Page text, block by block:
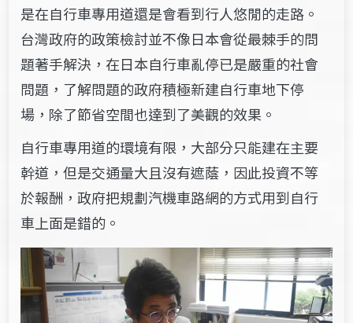
是在自行車專用道還是會看到行人悠閒的走路。
台灣政府的政策檢討並不像日本會從最棘手的問
題著手解決，在日本自行車亂停已是嚴重的社會
問題，了解問題的政府積極新建自行車地下停
場，除了節省空間也達到了美觀的效果。
自行車專用道的環境有限，大部分只能建在主要
幹道，但是交通量大且沒有遮蔭，因此投資不等
於報酬，政府把規劃汽機車路網的方式用到自行
車上面是錯的。